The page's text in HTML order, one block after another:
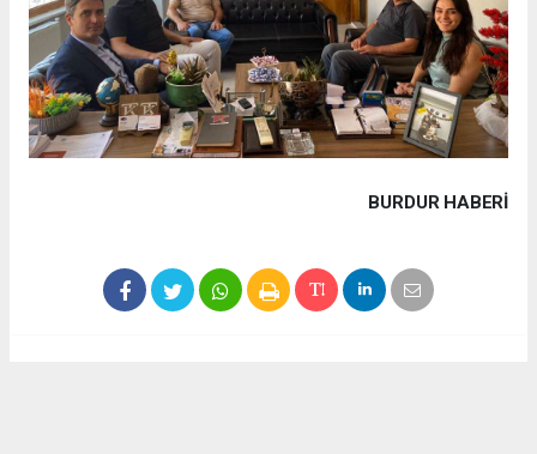
BURDUR HABERİ